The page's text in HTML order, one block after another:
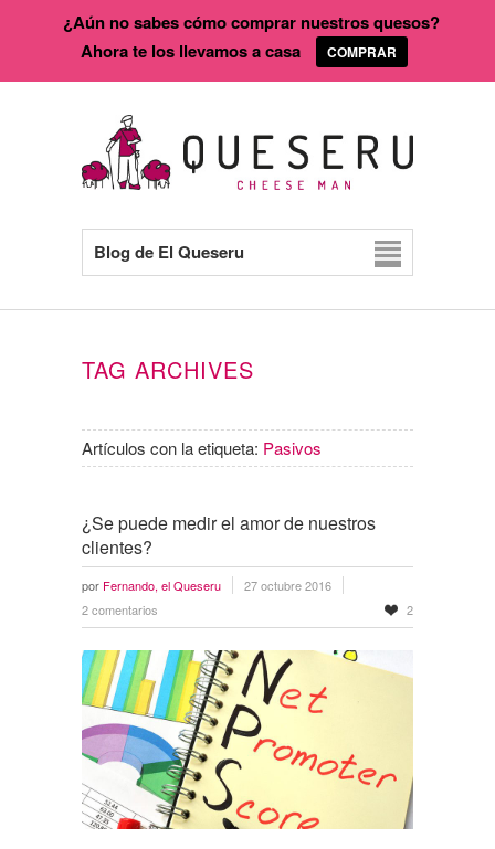
Blog de El Queseru
TAG ARCHIVES
Artículos con la etiqueta: Pasivos
¿Se puede medir el amor de nuestros
clientes?
por Fernando, el Queseru
27 octubre 2016
2 comentarios
2
¿Aún no sabes cómo comprar nuestros quesos?
Ahora te los llevamos a casa
COMPRAR